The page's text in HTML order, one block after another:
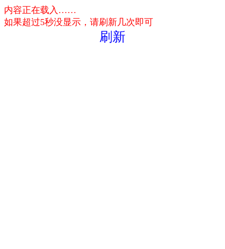
内容正在载入……
如果超过5秒没显示，请刷新几次即可
刷新